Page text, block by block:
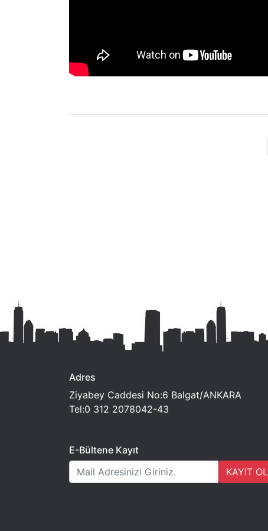
Adres
Ziyabey Caddesi No:6 Balgat/ANKARA
Tel:0 312 2078042-43
E-Bültene Kayıt
KAYIT OL